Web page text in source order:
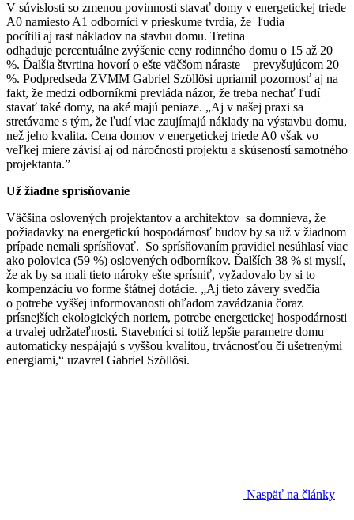
V súvislosti so zmenou povinnosti stavať domy v energetickej triede
A0 namiesto A1 odborníci v prieskume tvrdia, že ľudia
pocítili aj rast nákladov na stavbu domu. Tretina
odhaduje percentuálne zvýšenie ceny rodinného domu o 15 až 20
%. Ďalšia štvrtina hovorí o ešte väčšom náraste – prevyšujúcom 20
%. Podpredseda ZVMM Gabriel Szöllösi upriamil pozornosť aj na
fakt, že medzi odborníkmi prevláda názor, že treba nechať ľudí
stavať také domy, na aké majú peniaze. „Aj v našej praxi sa
stretávame s tým, že ľudí viac zaujímajú náklady na výstavbu domu,
než jeho kvalita. Cena domov v energetickej triede A0 však vo
veľkej miere závisí aj od náročnosti projektu a skúseností samotného
projektanta.”
Už žiadne sprísňovanie
Väčšina oslovených projektantov a architektov sa domnieva, že
požiadavky na energetickú hospodárnosť budov by sa už v žiadnom
prípade nemali sprísňovať. So sprísňovaním pravidiel nesúhlasí viac
ako polovica (59 %) oslovených odborníkov. Ďalších 38 % si myslí,
že ak by sa mali tieto nároky ešte sprísniť, vyžadovalo by si to
kompenzáciu vo forme štátnej dotácie. „Aj tieto závery svedčia
o potrebe vyššej informovanosti ohľadom zavádzania čoraz
prísnejších ekologických noriem, potrebe energetickej hospodárnosti
a trvalej udržateľnosti. Stavebníci si totiž lepšie parametre domu
automaticky nespájajú s vyššou kvalitou, trvácnosťou či ušetrenými
energiami,“ uzavrel Gabriel Szöllösi.
Naspäť na články